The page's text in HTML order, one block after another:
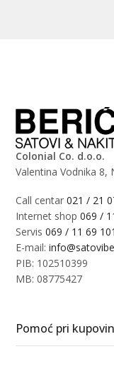
Colonial Co. d.o.o.
Valentina Vodnika 8,
Call centar021 / 21
Internet shop069 /
Servis069 / 11 69 101
E-mail:
PIB: 102510399
MB: 08775427
Pomoć pri